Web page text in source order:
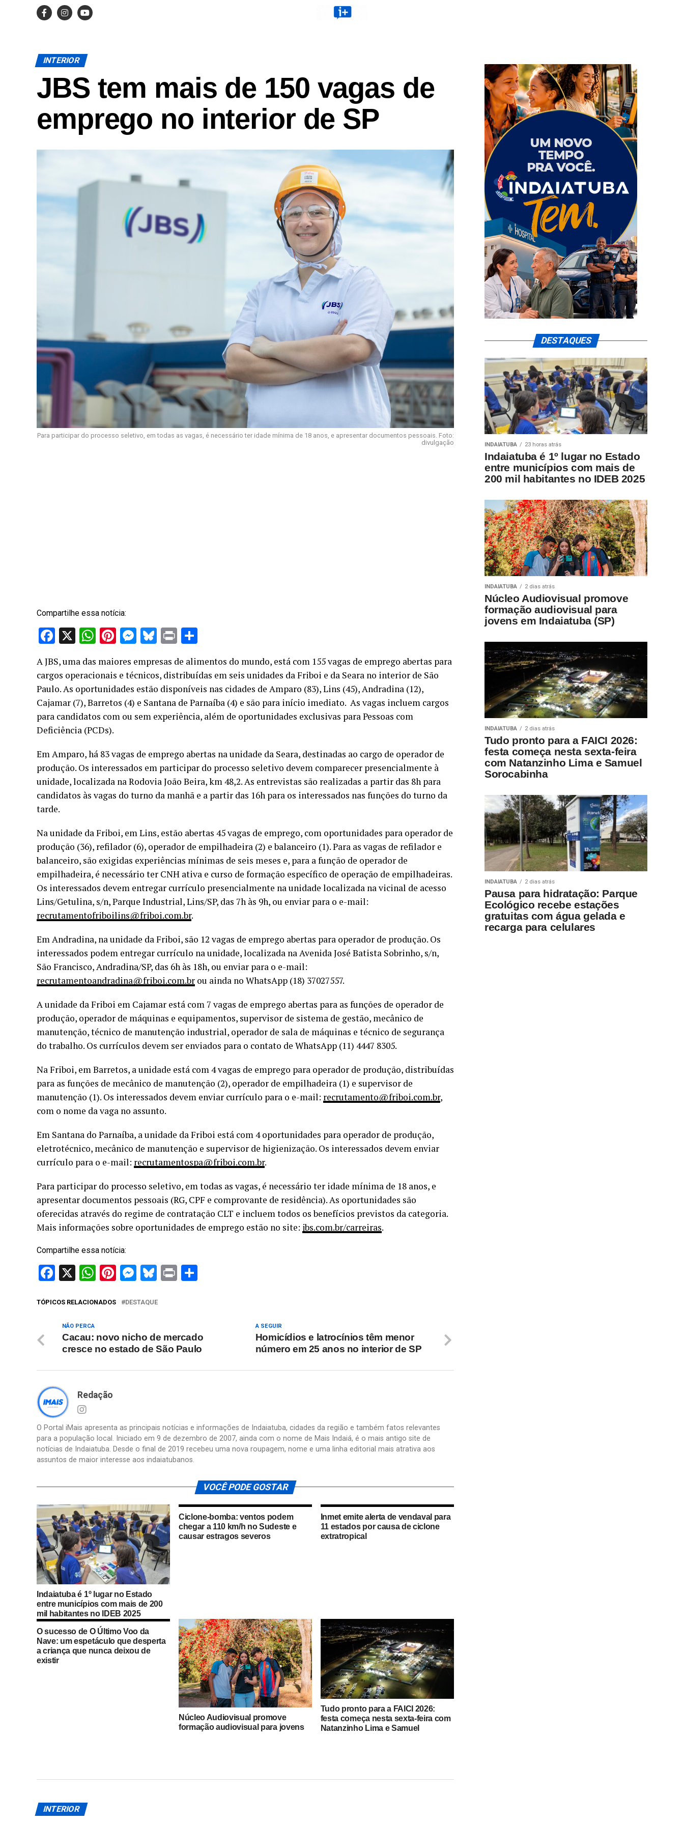
INTERIOR
JBS tem mais de 150 vagas de
emprego no interior de SP
Para participar do processo seletivo, em todas as vagas, é necessário ter idade mínima de 18 anos, e apresentar documentos pessoais. Foto:
divulgação
Compartilhe essa notícia:
Facebook
X WhatsApp
Pinterest
Messenger
Bluesky
Print
A JBS, uma das maiores empresas de alimentos do mundo, está com 155 vagas de emprego abertas para
cargos operacionais e técnicos, distribuídas em seis unidades da Friboi e da Seara no interior de São
Paulo. As oportunidades estão disponíveis nas cidades de Amparo (83), Lins (45), Andradina (12),
Cajamar (7), Barretos (4) e Santana de Parnaíba (4) e são para início imediato. As vagas incluem cargos
para candidatos com ou sem experiência, além de oportunidades exclusivas para Pessoas com
Deficiência (PCDs).
Em Amparo, há 83 vagas de emprego abertas na unidade da Seara, destinadas ao cargo de operador de
produção. Os interessados em participar do processo seletivo devem comparecer presencialmente à
unidade, localizada na Rodovia João Beira, km 48,2. As entrevistas são realizadas a partir das 8h para
candidatos às vagas do turno da manhã e a partir das 16h para os interessados nas funções do turno da
tarde.
Na unidade da Friboi, em Lins, estão abertas 45 vagas de emprego, com oportunidades para operador de
produção (36), refilador (6), operador de empilhadeira (2) e balanceiro (1). Para as vagas de refilador e
balanceiro, são exigidas experiências mínimas de seis meses e, para a função de operador de
empilhadeira, é necessário ter CNH ativa e curso de formação específico de operação de empilhadeiras.
Os interessados devem entregar currículo presencialmente na unidade localizada na vicinal de acesso
Lins/Getulina, s/n, Parque Industrial, Lins/SP, das 7h às 9h, ou enviar para o e-mail:
recrutamentofriboilins@friboi.com.br.
Em Andradina, na unidade da Friboi, são 12 vagas de emprego abertas para operador de produção. Os
interessados podem entregar currículo na unidade, localizada na Avenida José Batista Sobrinho, s/n,
São Francisco, Andradina/SP, das 6h às 18h, ou enviar para o e-mail:
recrutamentoandradina@friboi.com.br ou ainda no WhatsApp (18) 37027557.
A unidade da Friboi em Cajamar está com 7 vagas de emprego abertas para as funções de operador de
produção, operador de máquinas e equipamentos, supervisor de sistema de gestão, mecânico de
manutenção, técnico de manutenção industrial, operador de sala de máquinas e técnico de segurança
do trabalho. Os currículos devem ser enviados para o contato de WhatsApp (11) 4447 8305.
Na Friboi, em Barretos, a unidade está com 4 vagas de emprego para operador de produção, distribuídas
para as funções de mecânico de manutenção (2), operador de empilhadeira (1) e supervisor de
manutenção (1). Os interessados devem enviar currículo para o e-mail: recrutamento@friboi.com.br,
com o nome da vaga no assunto.
Em Santana do Parnaíba, a unidade da Friboi está com 4 oportunidades para operador de produção,
eletrotécnico, mecânico de manutenção e supervisor de higienização. Os interessados devem enviar
currículo para o e-mail: recrutamentospa@friboi.com.br.
Para participar do processo seletivo, em todas as vagas, é necessário ter idade mínima de 18 anos, e
apresentar documentos pessoais (RG, CPF e comprovante de residência). As oportunidades são
oferecidas através do regime de contratação CLT e incluem todos os benefícios previstos da categoria.
Mais informações sobre oportunidades de emprego estão no site: jbs.com.br/carreiras.
Compartilhe essa notícia:
Facebook
X WhatsApp
Pinterest
Messenger
Bluesky
Print
TÓPICOS RELACIONADOS DESTAQUE
A SEGUIR
Homicídios e latrocínios têm menor
número em 25 anos no interior de SP
NÃO PERCA
Cacau: novo nicho de mercado
cresce no estado de São Paulo
Redação
O Portal iMais apresenta as principais notícias e informações de Indaiatuba, cidades da região e também fatos relevantes
para a população local. Iniciado em 9 de dezembro de 2007, ainda com o nome de Mais Indaiá, é o mais antigo site de
notícias de Indaiatuba. Desde o final de 2019 recebeu uma nova roupagem, nome e uma linha editorial mais atrativa aos
assuntos de maior interesse aos indaiatubanos.
VOCÊ PODE GOSTAR
Indaiatuba é 1º lugar no Estado
entre municípios com mais de 200
mil habitantes no IDEB 2025
Ciclone-bomba: ventos podem
chegar a 110 km/h no Sudeste e
causar estragos severos
Inmet emite alerta de vendaval para
11 estados por causa de ciclone
extratropical
O sucesso de O Último Voo da
Nave: um espetáculo que desperta
a criança que nunca deixou de
existir
Núcleo Audiovisual promove
formação audiovisual para jovens
Tudo pronto para a FAICI 2026:
festa começa nesta sexta-feira com
Natanzinho Lima e Samuel
INTERIOR
DESTAQUES
INDAIATUBA 23 horas atrás
Indaiatuba é 1º lugar no Estado
entre municípios com mais de
200 mil habitantes no IDEB 2025
INDAIATUBA 2 dias atrás
Núcleo Audiovisual promove
formação audiovisual para
jovens em Indaiatuba (SP)
INDAIATUBA 2 dias atrás
Tudo pronto para a FAICI 2026:
festa começa nesta sexta-feira
com Natanzinho Lima e Samuel
Sorocabinha
INDAIATUBA 2 dias atrás
Pausa para hidratação: Parque
Ecológico recebe estações
gratuitas com água gelada e
recarga para celulares